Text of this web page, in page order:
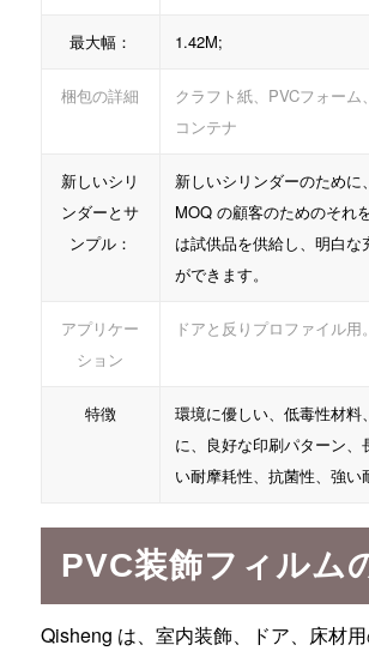
最大幅： 1.42M;
梱包の詳細
クラフト紙、PVCフォーム
コンテナ
新しいシリ
ンダーとサ
ンプル：
新しいシリンダーのために
MOQ の顧客のためのそれ
は試供品を供給し、明白な
ができます。
アプリケー
ション
ドアと反りプロファイル用。
特徴
環境に優しい、低毒性材料
に、良好な印刷パターン、
い耐摩耗性、抗菌性、強い
PVC装飾フィルム
Qisheng は、室内装飾、ドア、床材